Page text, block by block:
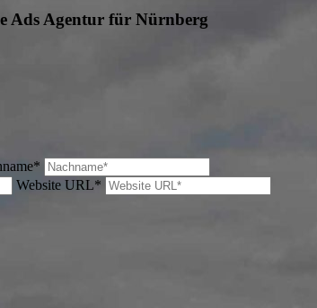
Ads Agentur für Nürnberg
Website URL*